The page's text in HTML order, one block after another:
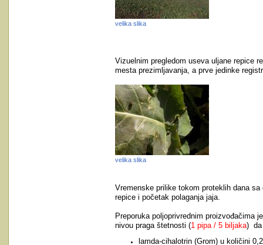
velika slika
Vizuelnim pregledom useva uljane repice
mesta prezimljavanja, a prve jedinke
velika slika
Vremenske prilike tokom proteklih dana
repice i početak polaganja jaja.
Preporuka poljoprivrednim proizvođačima
nivou praga štetnosti (1 pipa / 5 biljaka) da
lamda-cihalotrin (Grom) u količini